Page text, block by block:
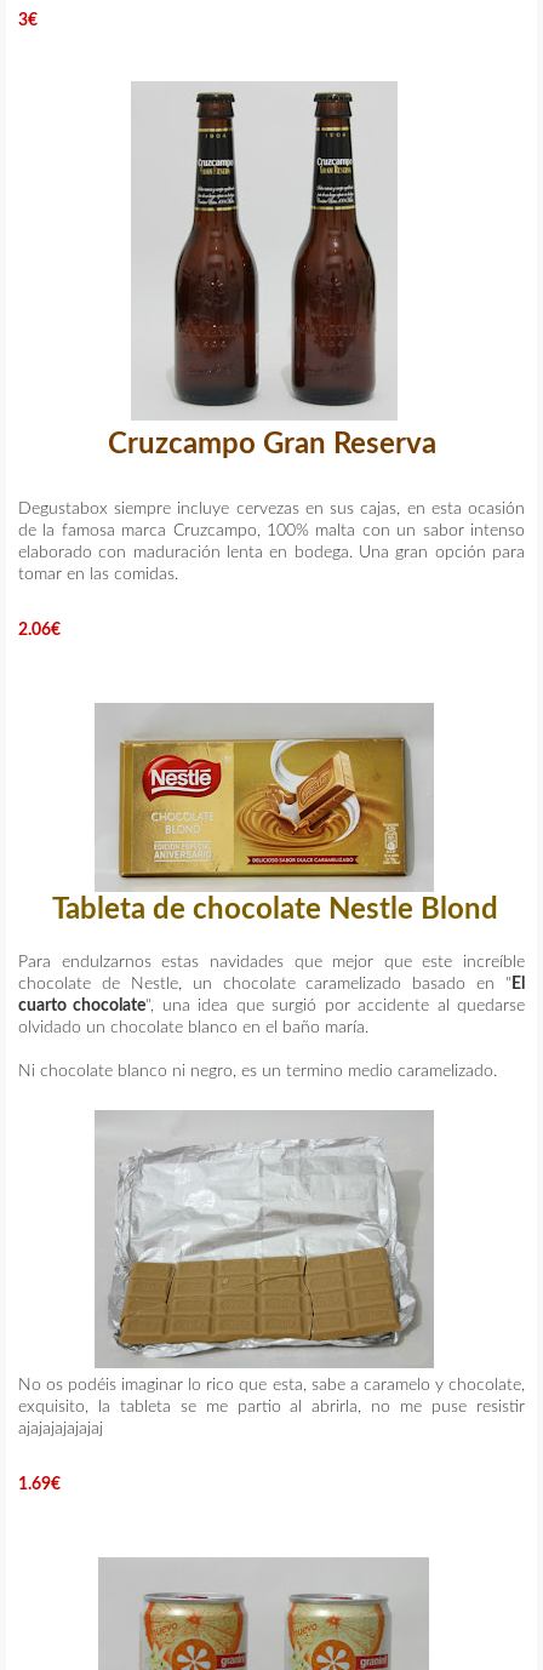
3€
Cruzcampo Gran Reserva
Degustabox siempre incluye cervezas en sus cajas, en esta ocasión
de la famosa marca Cruzcampo, 100% malta con un sabor intenso
elaborado con maduración lenta en bodega. Una gran opción para
tomar en las comidas.
2.06€
Tableta de chocolate Nestle Blond
Para endulzarnos estas navidades que mejor que este increíble
chocolate de Nestle, un chocolate caramelizado basado en " El
cuarto chocolate", una idea que surgió por accidente al quedarse
olvidado un chocolate blanco en el baño maría.
Ni chocolate blanco ni negro, es un termino medio caramelizado.
No os podéis imaginar lo rico que esta, sabe a caramelo y chocolate,
exquisito, la tableta se me partio al abrirla, no me puse resistir
ajajajajajajaj
1.69€